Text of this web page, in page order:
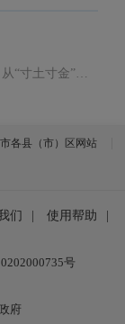
融活水”奔涌.mp4
各县（市）区网站
们 使用帮助
号
府